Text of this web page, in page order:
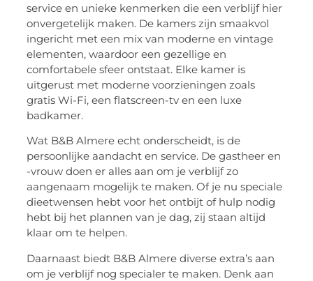
service en unieke kenmerken die een verblijf hier
onvergetelijk maken. De kamers zijn smaakvol
ingericht met een mix van moderne en vintage
elementen, waardoor een gezellige en
comfortabele sfeer ontstaat. Elke kamer is
uitgerust met moderne voorzieningen zoals
gratis Wi-Fi, een flatscreen-tv en een luxe
badkamer.
Wat B&B Almere echt onderscheidt, is de
persoonlijke aandacht en service. De gastheer en
-vrouw doen er alles aan om je verblijf zo
aangenaam mogelijk te maken. Of je nu speciale
dieetwensen hebt voor het ontbijt of hulp nodig
hebt bij het plannen van je dag, zij staan altijd
klaar om te helpen.
Daarnaast biedt B&B Almere diverse extra’s aan
om je verblijf nog specialer te maken. Denk aan